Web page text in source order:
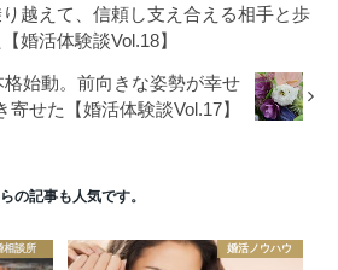
越えて、信頼し支え合える相手と歩
婚活体験談Vol.18】
始動。前向きな姿勢が幸せ
寄せた【婚活体験談Vol.17】
の記事も人気です。
相談所 婚活ノウハウ